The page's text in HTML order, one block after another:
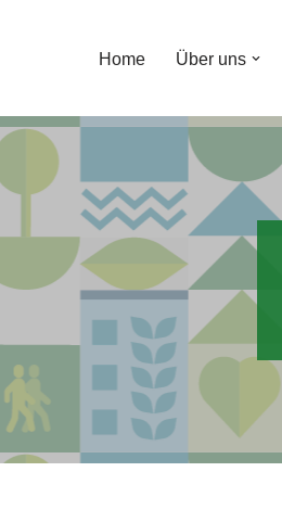
Home Über uns